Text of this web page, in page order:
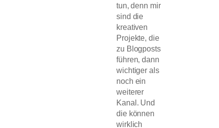
tun, denn mir
sind die
kreativen
Projekte, die
zu Blogposts
führen, dann
wichtiger als
noch ein
weiterer
Kanal. Und
die können
wirklich